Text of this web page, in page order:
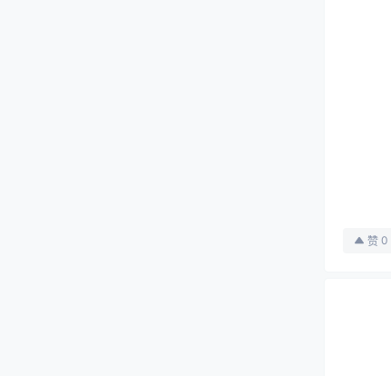
赞 0